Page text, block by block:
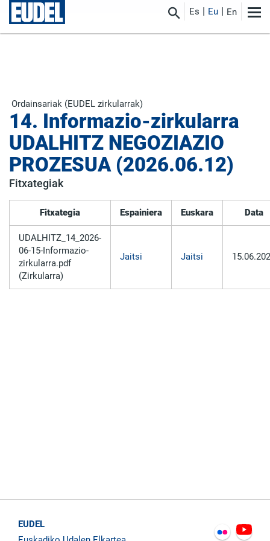
Es Eu En
Ordainsariak (EUDEL zirkularrak)
14. Informazio-zirkularra
UDALHITZ NEGOZIAZIO
PROZESUA (2026.06.12)
Fitxategiak
Fitxategia Espainiera Euskara Data
UDALHITZ_14_2026-
06-15-Informazio-
zirkularra.pdf
(Zirkularra)
Jaitsi Jaitsi
EUDEL